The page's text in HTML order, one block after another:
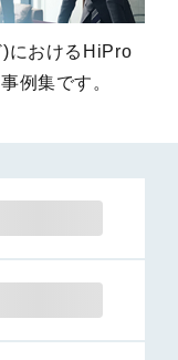
におけるHiPro
例集です。